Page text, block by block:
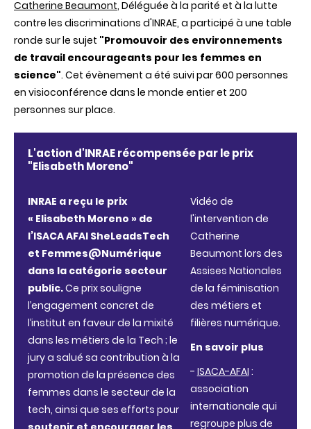
Catherine Beaumont, Déléguée à la parité et à la lutte
contre les discriminations d'INRAE, a participé à une table
ronde sur le sujet "Promouvoir des environnements
de travail encourageants pour les femmes en
science". Cet évènement a été suivi par 600 personnes
en visioconférence dans le monde entier et 200
personnes sur place.
L'actiond'INRAErécompenséepar leprix
"Elisabeth Moreno"
INRAE a reçu le prix
« Elisabeth Moreno » de
l’ISACA AFAI SheLeadsTech
et Femmes@Numérique
dans la catégorie secteur
public.Ce prix souligne
l’engagement concret de
l’institut en faveur de la mixité
dans les métiers de la Tech ; le
jury a salué sa contribution à la
promotion de la présence des
femmes dans le secteur de la
tech, ainsi que ses efforts pour
Vidéo de
l'intervention de
Catherine
Beaumont lors des
Assises Nationales
de la féminisation
des métiers et
filières numérique.
En savoir plus
- ISACA-AFAI :
association
internationale qui
regroupe plus de